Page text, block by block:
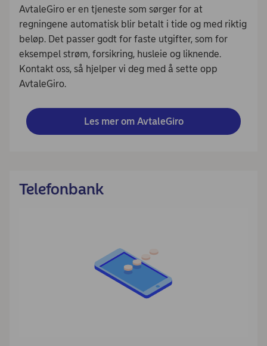
AvtaleGiro er en tjeneste som sørger for at
regningene automatisk blir betalt i tide og med riktig
beløp. Det passer godt for faste utgifter, som for
eksempel strøm, forsikring, husleie og liknende.
Kontakt oss, så hjelper vi deg med å sette opp
AvtaleGiro.
Les mer om AvtaleGiro
Telefonbank